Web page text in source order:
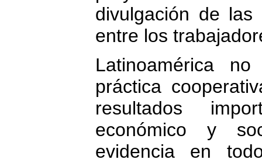
divulgación de las
entre los
Latinoamérica
práctica
resultados
económico y
evidencia en